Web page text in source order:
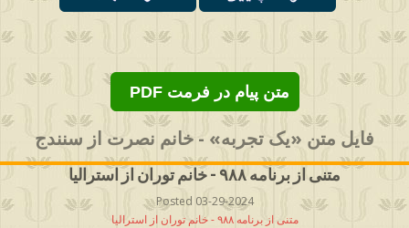
PDF متن پیام در فرمت
فایل متن «یک تجربه» - خانم نصرت از سنندج
متنی از برنامه ۹۸۸ - خانم توران از استرالیا
Posted 03-29-2024
متنی از برنامه ۹۸۸ - خانم توران از استرالیا